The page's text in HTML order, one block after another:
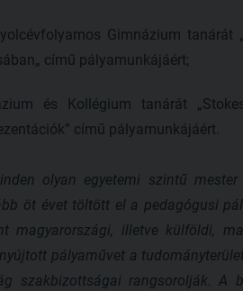
Gimnázium tanárát
című pályamunkájáért;
és Kollégium tanárát
című pályamunkájáért.
olyan egyetemi szintű mester
öt évet töltött el a pedagógusi
magyarországi, illetve külföldi,
pályaművet a
szakbizottságai rangsorolják. A